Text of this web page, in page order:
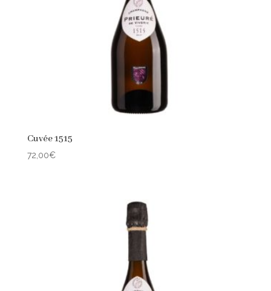
Cuvée 1515
72,00€